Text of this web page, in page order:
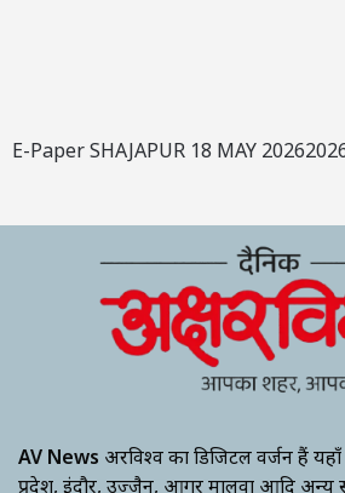
E-Paper SHAJAPUR 18 MAY
AV News अक्षरविश्व का डिजिटल वर्जन हैं
प्रदेश, इंदौर, उज्जैन, आगर मालवा आदि अन्य